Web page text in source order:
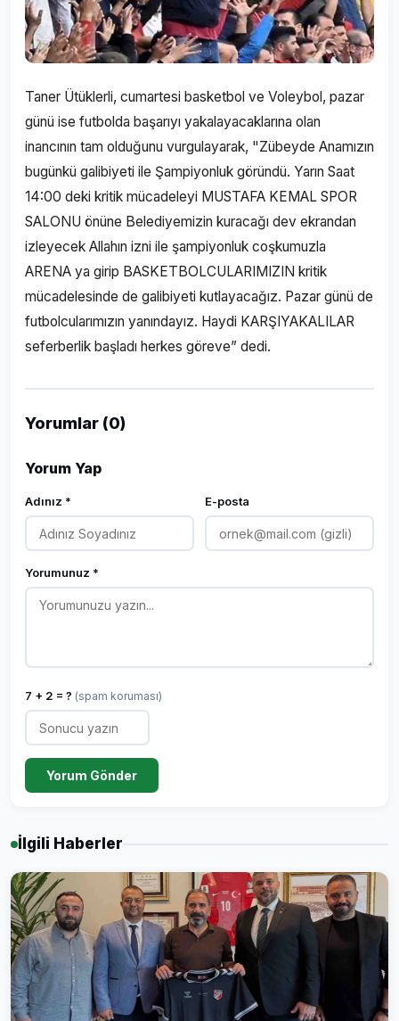
Taner Ütüklerli, cumartesi basketbol ve Voleybol, pazar
günü ise futbolda başarıyı yakalayacaklarına olan
inancının tam olduğunu vurgulayarak, "Zübeyde Anamızın
bugünkü galibiyeti ile Şampiyonluk göründü. Yarın Saat
14:00 deki kritik mücadeleyi MUSTAFA KEMAL SPOR
SALONU önüne Belediyemizin kuracağı dev ekrandan
izleyecek Allahın izni ile şampiyonluk coşkumuzla
ARENA ya girip BASKETBOLCULARIMIZIN kritik
mücadelesinde de galibiyeti kutlayacağız. Pazar günü de
futbolcularımızın yanındayız. Haydi KARŞIYAKALILAR
seferberlik başladı herkes göreve” dedi.
Yorumlar (0)
Yorum Yap
Adınız * E-posta
Yorumunuz *
7 + 2 = ? (spam koruması)
Yorum Gönder
İlgili Haberler